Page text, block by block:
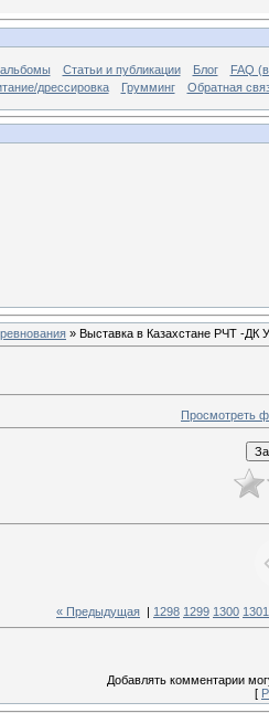
Статьи и публикации Блог
FAQ
дрессировка
Грумминг Обратная
» Выставка в Казахстане РЧТ -ДК
Просмотреть
« Предыдущая | 1298 1299 1300 1301
Добавлять комментарии
[